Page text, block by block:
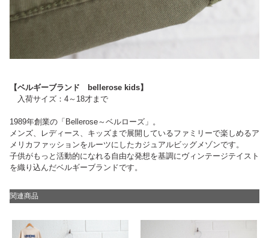
【ベルギーブランド bellerose kids】
入荷サイズ：4～18才まで
1989年創業の「Bellerose～ベルローズ」。
メンズ、レディース、キッズまで展開しているファミリーで楽しめるア
メリカファッションをルーツにしたカジュアルビッグメゾンです。
子供がもっと活動的になれる自由な発想を基調にヴィンテージテイスト
を織り込んだベルギーブランドです。
関連商品